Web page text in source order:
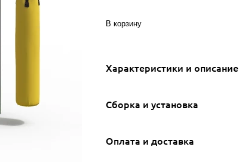
В корзину
Характеристики и описание
Сборка и установка
Оплата и доставка